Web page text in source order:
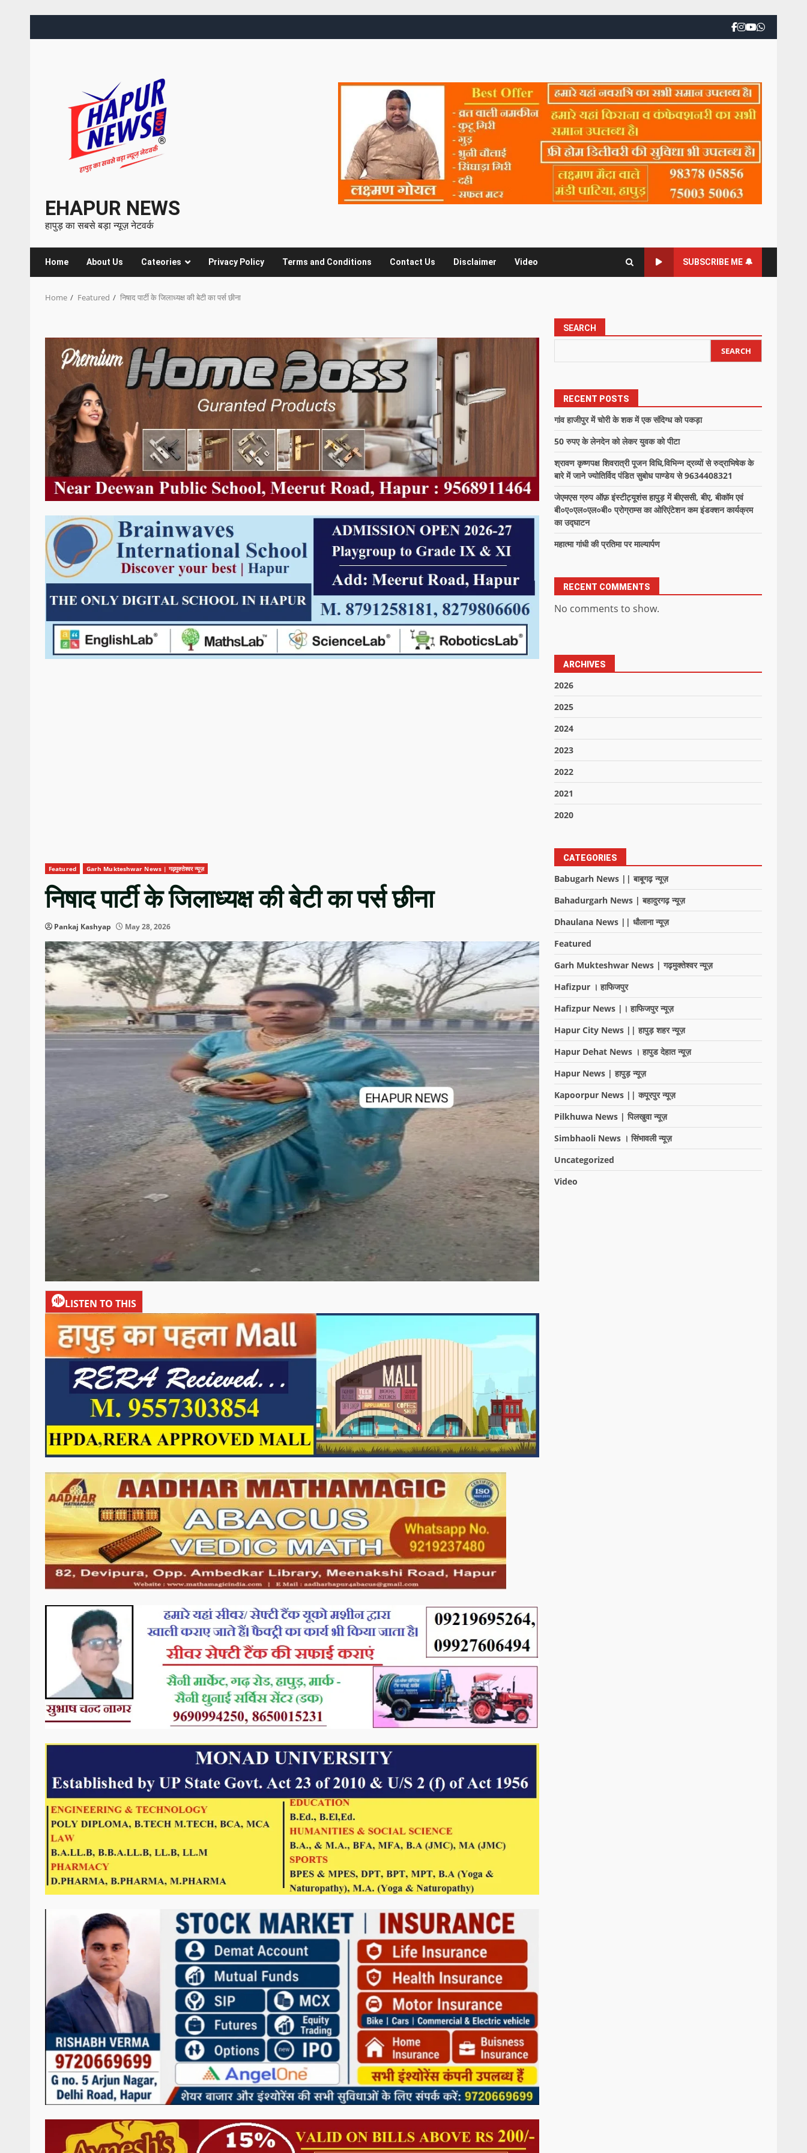
EHAPUR NEWS
हापुड़ का सबसे बड़ा न्यूज़ नेटवर्क
Home About Us Cateories Privacy Policy Terms and Conditions Contact Us Disclaimer Video SUBSCRIBE ME 🔔
Home Featured निषाद पार्टी के जिलाध्यक्ष की बेटी का पर्स छीना
Featured Garh Mukteshwar News | गढ़मुक्तेश्वर न्यूज़
निषाद पार्टी के जिलाध्यक्ष की बेटी का पर्स छीना
Pankaj Kashyap May 28, 2026
LISTEN TO THIS
SEARCH
SEARCH
RECENT POSTS
गांव हाजीपुर में चोरी के शक में एक संदिग्ध को पकड़ा
50 रुपए के लेनदेन को लेकर युवक को पीटा
श्रावण कृष्णपक्ष शिवरात्री पूजन विधि,विभिन्न द्रव्यों से रुद्राभिषेक के
बारे में जाने ज्योतिर्विद पंडित सुबोध पाण्डेय से 9634408321
जेएमएस ग्रुप ऑफ़ इंस्टीट्यूशंस हापुड़ में बीएससी, बीए, बीकॉम एवं
बी०ए०एल०एल०बी० प्रोग्राम्स का ओरिएंटेशन कम इंडक्शन कार्यक्रम
का उद्घाटन
महात्मा गांधी की प्रतिमा पर माल्यार्पण
RECENT COMMENTS
No comments to show.
ARCHIVES
2026
2025
2024
2023
2022
2021
2020
CATEGORIES
Babugarh News || बाबूगढ़ न्यूज़
Bahadurgarh News | बहादुरगढ़ न्यूज़
Dhaulana News || धौलाना न्यूज़
Featured
Garh Mukteshwar News | गढ़मुक्तेश्वर न्यूज़
Hafizpur । हाफिजपुर
Hafizpur News |। हाफिजपुर न्यूज़
Hapur City News || हापुड़ शहर न्यूज़
Hapur Dehat News । हापुड देहात न्यूज़
Hapur News | हापुड़ न्यूज़
Kapoorpur News || कपूरपुर न्यूज़
Pilkhuwa News | पिलखुवा न्यूज़
Simbhaoli News । सिंभावली न्यूज़
Uncategorized
Video